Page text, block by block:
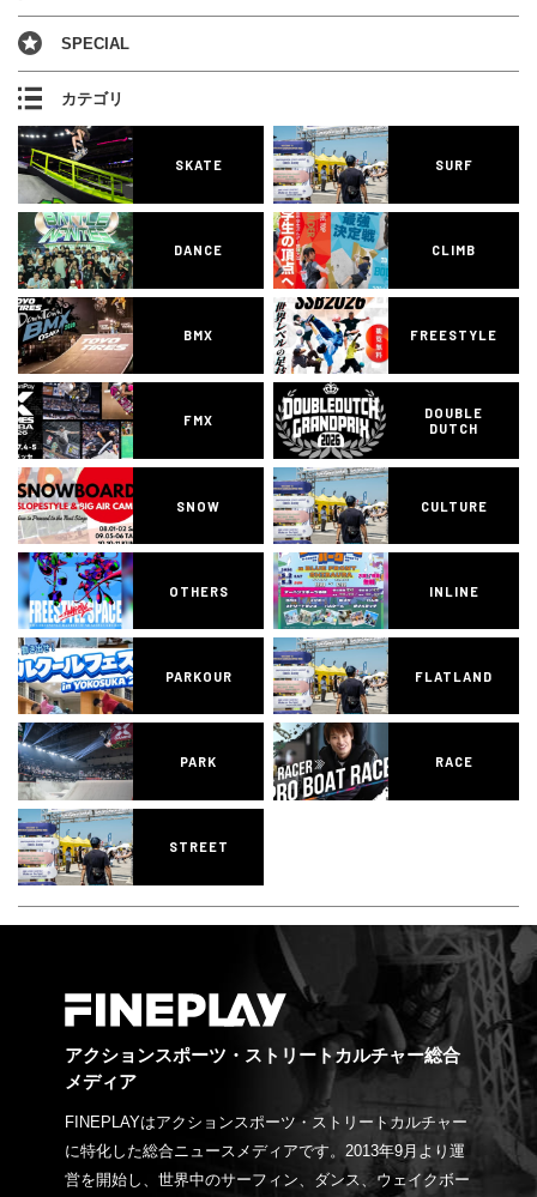
SPECIAL
カテゴリ
SKATE SURF
DANCE CLIMB
BMX FREESTYLE
FMX
DOUBLE
DUTCH
SNOW CULTURE
OTHERS INLINE
PARKOUR FLATLAND
PARK RACE
STREET
アクションスポーツ・ストリートカルチャー総合
メディア
FINEPLAYはアクションスポーツ・ストリートカルチャー
に特化した総合ニュースメディアです。2013年9月より運
営を開始し、世界中のサーフィン、ダンス、ウェイクボー